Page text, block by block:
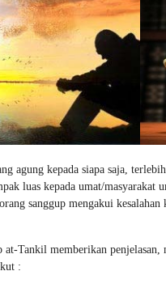
agung kepada siapa saja,
luas kepada umat/
sanggup mengakui
Tankil memberikan penjelasan,
: